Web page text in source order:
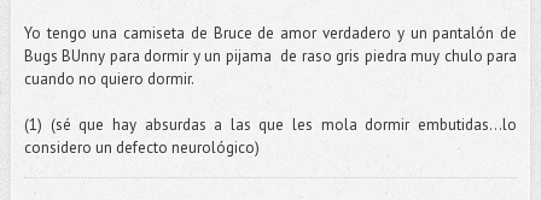
Yo tengo una camiseta de Bruce de amor verdadero y un pantalón de
Bugs BUnny para dormir y un pijama de raso gris piedra muy chulo para
cuando no quiero dormir.
(1) (sé que hay absurdas a las que les mola dormir embutidas…lo
considero un defecto neurológico)